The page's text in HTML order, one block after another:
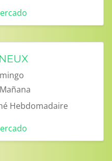
Mañana
Hebdomadaire